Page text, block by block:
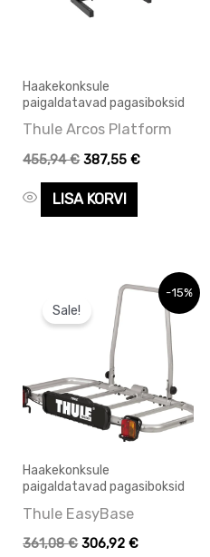
Haakekonksule
paigaldatavad pagasiboksid
Thule Arcos Platform
455,94€ 387,55€
LISA KORVI
-15%
Sale!
Haakekonksule
paigaldatavad pagasiboksid
Thule EasyBase
361,08€
Praegune
hind
on:
361,08 €.
306,92€